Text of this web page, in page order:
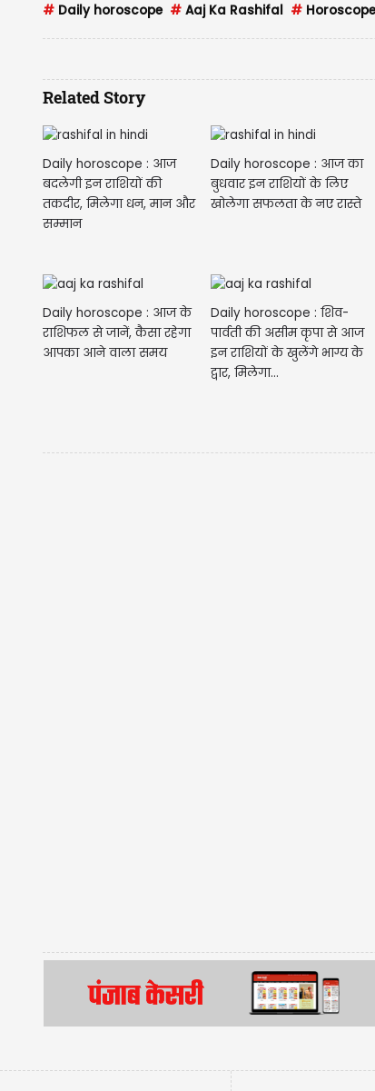
# Daily horoscope # Aaj Ka Rashifal #
Related Story
Daily horoscope : आज
बदलेगी इन राशियों की
तकदीर, मिलेगा धन, मान और
सम्मान
Daily horoscope : आज का
बुधवार इन राशियों के लिए
खोलेगा सफलता के नए रास्ते
Daily horoscope : आज के
राशिफल से जानें, कैसा रहेगा
आपका आने वाला समय
Daily horoscope : शिव-
पार्वती की असीम कृपा से आज
इन राशियों के खुलेंगे भाग्य के
द्वार, मिलेगा...